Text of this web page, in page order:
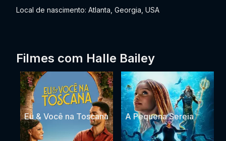
Local de nascimento: Atlanta, Georgia, USA
Filmes com Halle Bailey
Eu & Você na Toscana A Pequena Sereia